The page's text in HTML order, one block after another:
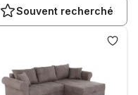
Souvent recherché